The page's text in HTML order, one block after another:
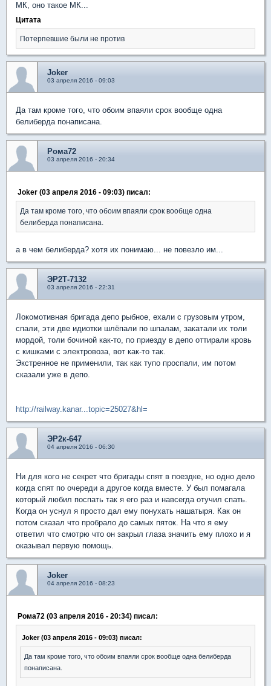
МК, оно такое МК...
Цитата
Потерпевшие были не против
Joker
03 апреля 2016 - 09:03
Да там кроме того, что обоим впаяли срок вообще одна
белиберда понаписана.
Рома72
03 апреля 2016 - 20:34
Joker (03 апреля 2016 - 09:03) писал:
Да там кроме того, что обоим впаяли срок вообще одна
белиберда понаписана.
а в чем белиберда? хотя их понимаю... не повезло им...
ЭР2Т-7132
03 апреля 2016 - 22:31
Локомотивная бригада депо рыбное, ехали с грузовым утром,
спали, эти две идиотки шлёпали по шпалам, закатали их толи
мордой, толи бочиной как-то, по приезду в депо оттирали кровь
с кишками с электровоза, вот как-то так.
Экстренное не применили, так как тупо проспали, им потом
сказали уже в депо.
http://railway.kanar...topic=25027&hl=
ЭР2к-647
04 апреля 2016 - 06:30
Ни для кого не секрет что бригады спят в поездке, но одно дело
когда спят по очереди а другое когда вместе. У был помагала
который любил поспать так я его раз и навсегда отучил спать.
Когда он уснул я просто дал ему понухать нашатыря. Как он
потом сказал что пробрало до самых пяток. На что я ему
ответил что смотрю что он закрыл глаза значить ему плохо и я
оказывал первую помощь.
Joker
04 апреля 2016 - 08:23
Рома72 (03 апреля 2016 - 20:34) писал:
Joker (03 апреля 2016 - 09:03) писал:
Да там кроме того, что обоим впаяли срок вообще одна белиберда
понаписана.